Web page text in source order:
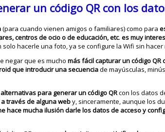
un código QR con los
(para cuando vienen amigos o familiares) como para
centros de ocio o de educación, etc.es muy
solo hacerle una foto, ya se configure la Wifi sin hacer
negar que es muchomás fácil capturar un código QR
que introducir una secuenciade mayúsculas,
para generar un código QRcon los datos
través de alguna weby, sinceramente, aunque los
hace mucha ilusión darle los datos de acceso y